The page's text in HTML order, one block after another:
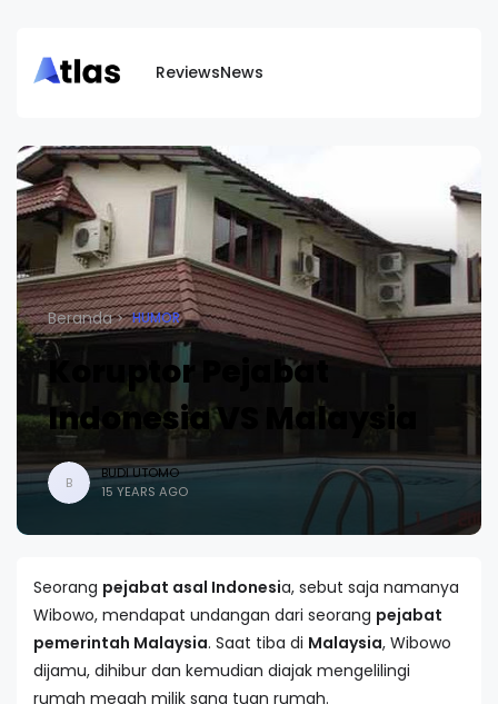
ReviewsNews
Beranda HUMOR
Koruptor Pejabat
Indonesia VS Malaysia
B
BUDI UTOMO
15 YEARS AGO
Seorang pejabat asal Indonesia, sebut saja namanya
Wibowo, mendapat undangan dari seorang pejabat
pemerintah Malaysia. Saat tiba di Malaysia, Wibowo
dijamu, dihibur dan kemudian diajak mengelilingi
rumah megah milik sang tuan rumah.